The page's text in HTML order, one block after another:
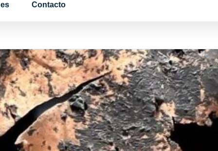
Contacto